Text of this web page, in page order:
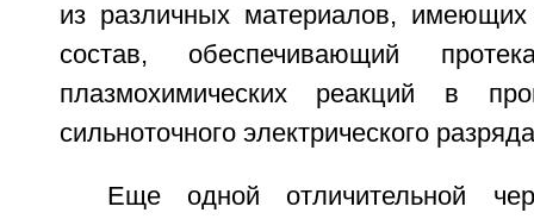
из различных материалов, имеющих
состав, обеспечивающий
плазмохимических реакций в
сильноточного электрического
Еще одной отличительной